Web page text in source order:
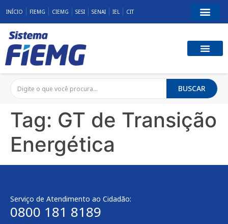
INÍCIO FIEMG CIEMG SESI SENAI IEL CIT
BUSCAR
Tag: GT de Transição
Energética
Serviço de Atendimento ao Cidadão:
0800 181 8189